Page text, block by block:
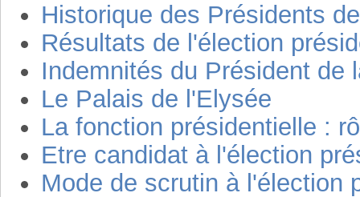
Historique des Présidents
Résultats de l'élection
Indemnités du Président de
Le Palais de l'Elysée
La fonction présidentielle :
Etre candidat à l'élection
Mode de scrutin à l'élection